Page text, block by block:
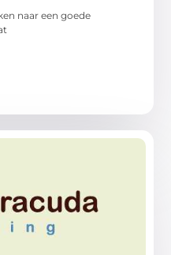
naar een goede